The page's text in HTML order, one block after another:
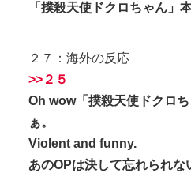
「撲殺天使ドクロちゃん」
２７：海外の反応
>>２５
Oh wow「撲殺天使ドクロ
ぁ。
Violent and funny.
あのOPは決して忘れられな